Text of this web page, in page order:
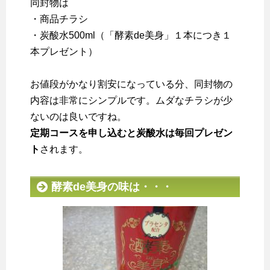
同封物は
・商品チラシ
・炭酸水500ml（「酵素de美身」１本につき１
本プレゼント）
お値段がかなり割安になっている分、同封物の
内容は非常にシンプルです。ムダなチラシが少
ないのは良いですね。
定期コースを申し込むと炭酸水は毎回プレゼン
ト されます。
酵素de美身の味は・・・